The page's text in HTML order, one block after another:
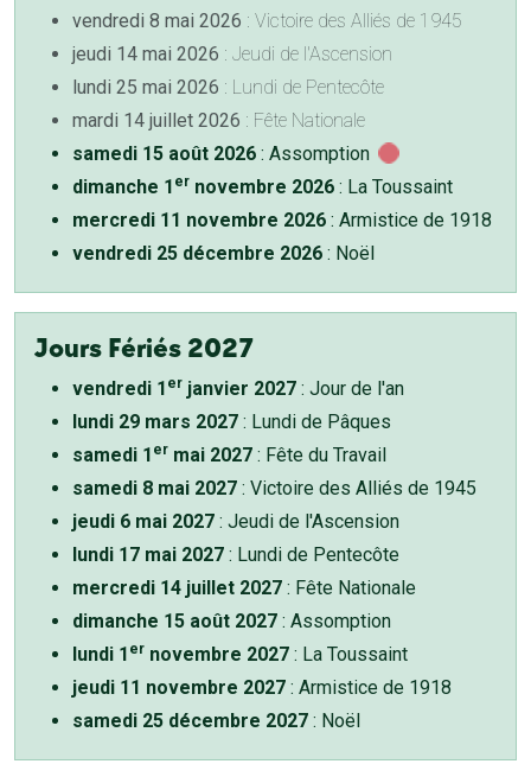
vendredi 8 mai 2026 : Victoire des Alliés de 1945
jeudi 14 mai 2026 : Jeudi de l'Ascension
lundi 25 mai 2026 : Lundi de Pentecôte
mardi 14 juillet 2026 : Fête Nationale
samedi 15 août 2026 : Assomption
dimanche 1 er novembre 2026 : La Toussaint
mercredi 11 novembre 2026 : Armistice de 1918
vendredi 25 décembre 2026 : Noël
Jours Fériés 2027
vendredi 1 er janvier 2027 : Jour de l'an
lundi 29 mars 2027 : Lundi de Pâques
samedi 1 er mai 2027 : Fête du Travail
samedi 8 mai 2027 : Victoire des Alliés de 1945
jeudi 6 mai 2027 : Jeudi de l'Ascension
lundi 17 mai 2027 : Lundi de Pentecôte
mercredi 14 juillet 2027 : Fête Nationale
dimanche 15 août 2027 : Assomption
lundi 1 er novembre 2027 : La Toussaint
jeudi 11 novembre 2027 : Armistice de 1918
samedi 25 décembre 2027 : Noël